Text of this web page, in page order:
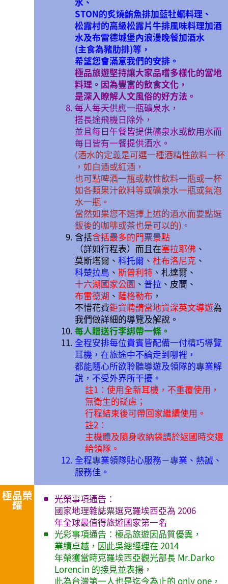
STON的炙燒鮪魚排加藍牡蠣料理、
松露村的高級松露片牛排風味料理加酒
水及布雷德城堡內浪漫晚餐加酒水
(主食為豬肋排)等，
希望您會滿意我們的安排。
極品旅遊堅持讓大家品嚐多樣化的當地
料理。因為豐富的飲食文化，
是深入瞭解人文風俗的好方法。
每人每天供應一瓶礦泉水，
搭長途飛機日除外，
並且每日午餐皆提供礦泉水或飲用水而
每日皆有一餐提供酒水。
(酒水的定義是可選一種酒精性飲料一杯
，如白酒或紅酒，
也可點啤酒一瓶或軟性飲料一瓶或一杯
如各類果汁飲料等或礦泉水一瓶或氣泡
水一瓶。
當然如果您不選擇上述的酒水而要點選
飯後的咖啡或茶也是可以的)。
含括含括最多的門票景點
（詳如行程表）而且在塞拉耶佛 、
莫斯塔爾 、科托爾 、杜布洛尼克 、
科楚拉島 、斯普利特 、札達爾、
十六湖國家公園 、 普拉 、皮蘭、
布雷德湖 、 薩格勒布 ，
不惜花費鉅資聘請當地資深英文導遊為
我們做詳細的導覽及解說。
每人贈送行李綁帶一條。
全程安排每位貴賓皆配備一付精巧導覽
耳機，在旅途中不論走到哪裡，
都能隨心所欲聆聽導遊及領隊的專業解
說，不受外界所干擾。
註1：使用全新耳機，不重覆使用，
無衛生的疑慮；
行程結束後可帶回家繼續使用。
註2：
主機體及隨身收納袋請於返國時交還
給領隊。
全程專業領隊貼心服務－專業、熱誠、
服務佳。
極品榮
耀
光榮事項通告：
國家地理雜誌票選克羅埃西亞為 2006
年全球最值得旅遊國家第一名
光彩事項通告：極品旅遊因品質優異，
業績卓越，因此吳總經理在 2014
年榮獲當時克羅埃西亞觀光部長 Mr.Darko
Lorencin 的接見並表揚，
此為台灣第一人也是迄今為止的 only one，